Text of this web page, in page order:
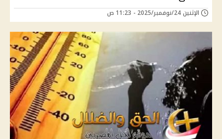
الإثنين 24/نوفمبر/2025 - 11:23 ص